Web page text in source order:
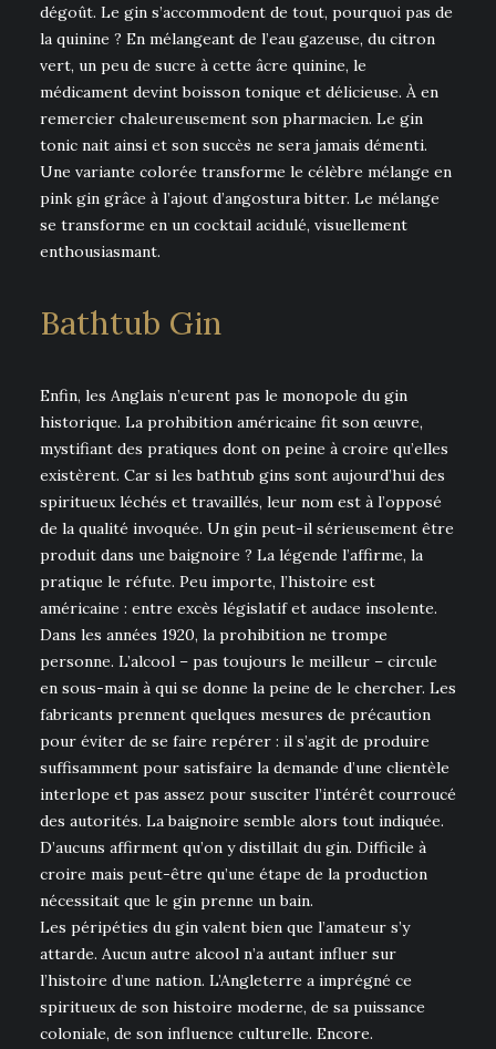
dégoût. Le gin s’accommodent de tout, pourquoi pas de
la quinine ? En mélangeant de l’eau gazeuse, du citron
vert, un peu de sucre à cette âcre quinine, le
médicament devint boisson tonique et délicieuse. À en
remercier chaleureusement son pharmacien. Le gin
tonic nait ainsi et son succès ne sera jamais démenti.
Une variante colorée transforme le célèbre mélange en
pink gin grâce à l’ajout d’angostura bitter. Le mélange
se transforme en un cocktail acidulé, visuellement
enthousiasmant.
Bathtub Gin
Enfin, les Anglais n’eurent pas le monopole du gin
historique. La prohibition américaine fit son œuvre,
mystifiant des pratiques dont on peine à croire qu’elles
existèrent. Car si les bathtub gins sont aujourd’hui des
spiritueux léchés et travaillés, leur nom est à l’opposé
de la qualité invoquée. Un gin peut-il sérieusement être
produit dans une baignoire ? La légende l’affirme, la
pratique le réfute. Peu importe, l’histoire est
américaine : entre excès législatif et audace insolente.
Dans les années 1920, la prohibition ne trompe
personne. L’alcool – pas toujours le meilleur – circule
en sous-main à qui se donne la peine de le chercher. Les
fabricants prennent quelques mesures de précaution
pour éviter de se faire repérer : il s’agit de produire
suffisamment pour satisfaire la demande d’une clientèle
interlope et pas assez pour susciter l’intérêt courroucé
des autorités. La baignoire semble alors tout indiquée.
D’aucuns affirment qu’on y distillait du gin. Difficile à
croire mais peut-être qu’une étape de la production
nécessitait que le gin prenne un bain.
Les péripéties du gin valent bien que l’amateur s’y
attarde. Aucun autre alcool n’a autant influer sur
l’histoire d’une nation. L’Angleterre a imprégné ce
spiritueux de son histoire moderne, de sa puissance
coloniale, de son influence culturelle. Encore.